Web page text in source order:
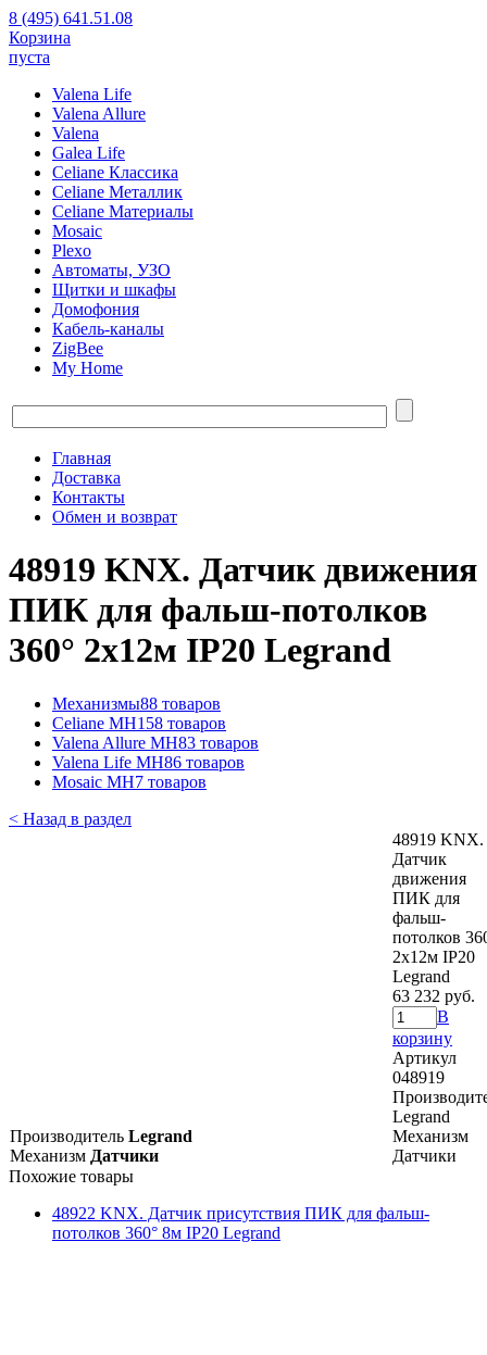
8 (495) 641.51.08
Корзина
пуста
Valena Life
Valena Allure
Valena
Galea Life
Celiane Классика
Celiane Металлик
Celiane Материалы
Mosaic
Plexo
Автоматы, УЗО
Щитки и шкафы
Домофония
Кабель-каналы
ZigBee
My Home
Главная
Доставка
Контакты
Обмен и возврат
48919 KNX. Датчик движения
ПИК для фальш-потолков
360° 2х12м IP20 Legrand
Механизмы88 товаров
Celiane MH158 товаров
Valena Allure MH83 товаров
Valena Life MH86 товаров
Mosaic MH7 товаров
< Назад в раздел
48919 KNX.
Датчик
движения
ПИК для
фальш-
потолков
2х12м IP20
Legrand
63 232 руб.
В
корзину
Артикул
048919
Legrand
Механизм
Датчики
Производитель Legrand
Механизм Датчики
Похожие товары
48922 KNX. Датчик присутствия ПИК для фальш-
потолков 360° 8м IP20 Legrand